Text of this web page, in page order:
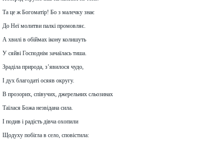
Та це ж Богоматір! Бо з малечку знає
До Неї молитви палкі промовляє.
А хвилі в обіймах ікону колишуть
У сяйві Господнім зачаїлась тиша.
Зраділа природа, з’явилося чудо,
І дух благодаті осяяв округу.
В прозорих, співучих, джерельних сльозинах
Таїлася Божа незвідана сила.
І подив і радість дівча охопили
Щодуху побігла в село, сповістила: